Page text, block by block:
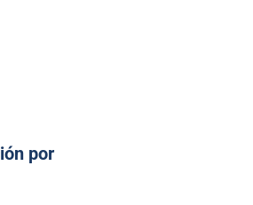
por